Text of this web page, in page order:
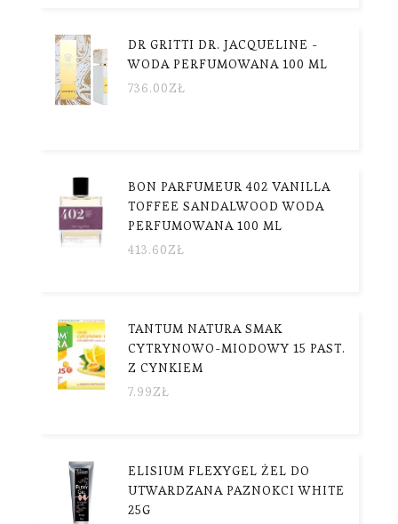
DR GRITTI DR. JACQUELINE -
WODA PERFUMOWANA 100 ML
736.00ZŁ
BON PARFUMEUR 402 VANILLA
TOFFEE SANDALWOOD WODA
PERFUMOWANA 100 ML
413.60ZŁ
TANTUM NATURA SMAK
CYTRYNOWO-MIODOWY 15 PAST.
Z CYNKIEM
7.99ZŁ
ELISIUM FLEXYGEL ŻEL DO
UTWARDZANA PAZNOKCI WHITE
25G